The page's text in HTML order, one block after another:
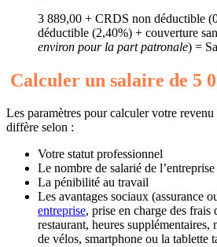
3 889,00 + CRDS non déductible
déductible (2,40%) + couverture
environ pour la part patronale) =
Calculer un salaire de 5
Les paramètres pour calculer votre
diffère selon :
Votre statut professionnel
Le nombre de salarié de l’entreprise
La pénibilité au travail
Les avantages sociaux (assurance
entreprise, prise en charge des frais
restaurant, heures
de vélos, smartphone ou la tablette